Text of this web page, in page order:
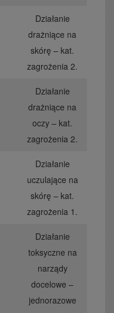
Działanie
drażniące na
skórę – kat.
zagrożenia 2.
Działanie
drażniące na
oczy – kat.
zagrożenia 2.
Działanie
uczulające na
skórę – kat.
zagrożenia 1.
Działanie
toksyczne na
narządy
docelowe –
jednorazowe